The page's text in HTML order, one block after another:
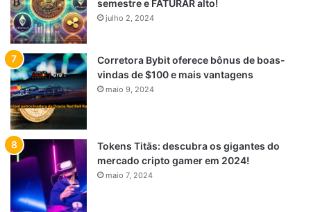
semestre e FATURAR alto!
julho 2, 2024
Corretora Bybit oferece bônus de boas-
vindas de $100 e mais vantagens
maio 9, 2024
Tokens Titãs: descubra os gigantes do
mercado cripto gamer em 2024!
maio 7, 2024